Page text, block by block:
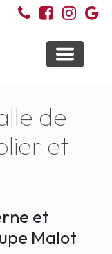
Toggle
de
et
et
Malot